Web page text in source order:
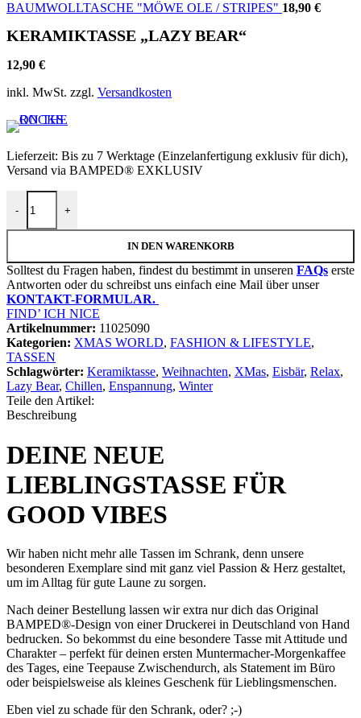
BAUMWOLLTASCHE "MÖWE OLE / STRIPES" 18,90 €
KERAMIKTASSE „LAZY BEAR“
12,90 €
inkl. MwSt. zzgl. Versandkosten
Lieferzeit: Bis zu 7 Werktage (Einzelanfertigung exklusiv für dich),
Versand via BAMPED® EXKLUSIV
-
KERAMIKTASSE "LAZY BEAR" Menge
+
IN DEN WARENKORB
Solltest du Fragen haben, findest du bestimmt in unseren FAQs erste
Antworten oder du schreibst uns einfach eine Mail über unser
KONTAKT-FORMULAR.
FIND’ ICH NICE
Artikelnummer: 11025090
Kategorien: XMAS WORLD, FASHION & LIFESTYLE,
TASSEN
Schlagwörter: Keramiktasse, Weihnachten, XMas, Eisbär, Relax,
Lazy Bear, Chillen, Enspannung, Winter
Teile den Artikel:
Beschreibung
DEINE NEUE
LIEBLINGSTASSE FÜR
GOOD VIBES
Wir haben nicht mehr alle Tassen im Schrank, denn unsere
besonderen Exemplare sind mit ganz viel Passion & Herz gestaltet,
um im Alltag für gute Laune zu sorgen.
Nach deiner Bestellung lassen wir extra nur dich das Original
BAMPED®-Design von einer Druckerei in Deutschland von Hand
bedrucken. So bekommst du eine besondere Tasse mit Attitude und
Charakter – perfekt für deinen ersten Muntermacher-Morgenkaffee
des Tages, eine Teepause Zwischendurch, als Statement im Büro
oder beispielsweise als kleines Geschenk für Lieblingsmenschen.
Eben viel zu schade für den Schrank, oder? ;-)